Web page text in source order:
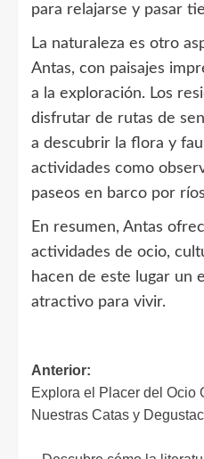
para relajarse y pasar
La naturaleza es otro
Antas, con paisajes
a la exploración. Los
disfrutar de rutas de
a descubrir la flora y
actividades como
paseos en barco por
En resumen, Antas
actividades de ocio,
hacen de este lugar un
atractivo para vivir.
Navegación
de
entradas
Anterior:
Explora el Placer del Ocio
Nuestras Catas y